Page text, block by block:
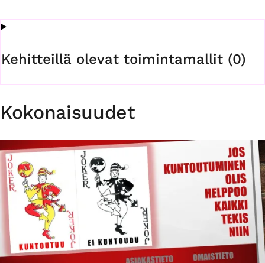
Kehitteillä olevat toimintamallit (0)
Kokonaisuudet